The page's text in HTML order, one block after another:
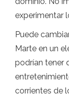
experimentar
Puede
Marte en un
podrían tener
corrientes de